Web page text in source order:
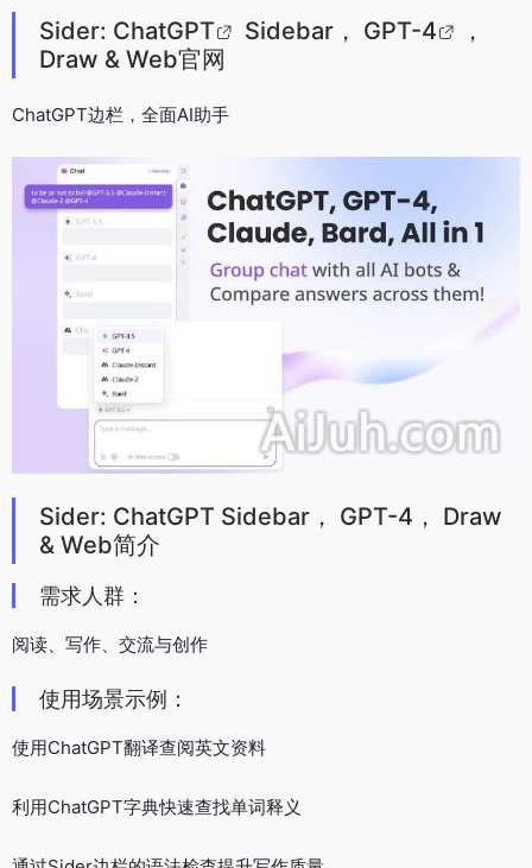
Sider: ChatGPT Sidebar， GPT-4
，
Draw & Web官网
ChatGPT边栏，全面AI助手
Sider: ChatGPT Sidebar， GPT-4， Draw
& Web简介
需求人群：
阅读、写作、交流与创作
使用场景示例：
使用ChatGPT翻译查阅英文资料
利用ChatGPT字典快速查找单词释义